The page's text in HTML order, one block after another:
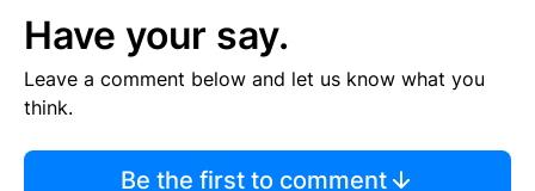
Have your say.
Leave a comment below and let us know what you
think.
Be the first to comment